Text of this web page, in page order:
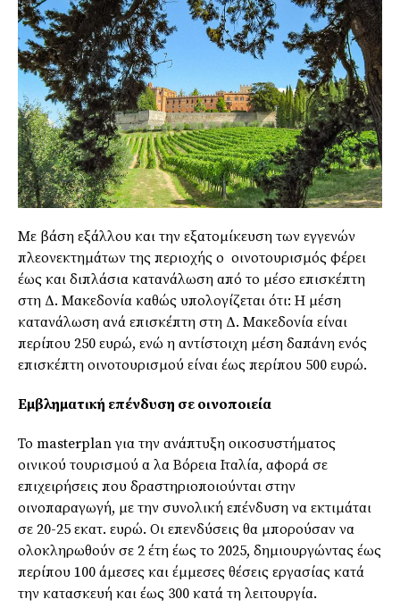
Με βάση εξάλλου και την εξατομίκευση των εγγενών
πλεονεκτημάτων της περιοχής ο οινοτουρισμός φέρει
έως και διπλάσια κατανάλωση από το μέσο επισκέπτη
στη Δ. Μακεδονία καθώς υπολογίζεται ότι: Η μέση
κατανάλωση ανά επισκέπτη στη Δ. Μακεδονία είναι
περίπου 250 ευρώ, ενώ η αντίστοιχη μέση δαπάνη ενός
επισκέπτη οινοτουρισμού είναι έως περίπου 500 ευρώ.
Εμβληματική επένδυση σε οινοποιεία
Το masterplan για την ανάπτυξη οικοσυστήματος
οινικού τουρισμού α λα Βόρεια Ιταλία, αφορά σε
επιχειρήσεις που δραστηριοποιούνται στην
οινοπαραγωγή, με την συνολική επένδυση να εκτιμάται
σε 20-25 εκατ. ευρώ. Οι επενδύσεις θα μπορούσαν να
ολοκληρωθούν σε 2 έτη έως το 2025, δημιουργώντας έως
περίπου 100 άμεσες και έμμεσες θέσεις εργασίας κατά
την κατασκευή και έως 300 κατά τη λειτουργία.